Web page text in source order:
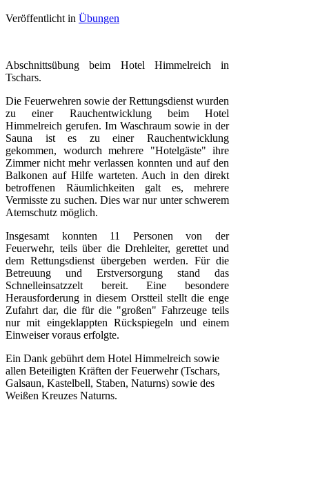
Veröffentlicht in Übungen
Abschnittsübung beim Hotel Himmelreich in
Tschars.
Die Feuerwehren sowie der Rettungsdienst wurden
zu einer Rauchentwicklung beim Hotel
Himmelreich gerufen. Im Waschraum sowie in der
Sauna ist es zu einer Rauchentwicklung
gekommen, wodurch mehrere "Hotelgäste" ihre
Zimmer nicht mehr verlassen konnten und auf den
Balkonen auf Hilfe warteten. Auch in den direkt
betroffenen Räumlichkeiten galt es, mehrere
Vermisste zu suchen. Dies war nur unter schwerem
Atemschutz möglich.
Insgesamt konnten 11 Personen von der
Feuerwehr, teils über die Drehleiter, gerettet und
dem Rettungsdienst übergeben werden. Für die
Betreuung und Erstversorgung stand das
Schnelleinsatzzelt bereit. Eine besondere
Herausforderung in diesem Orstteil stellt die enge
Zufahrt dar, die für die "großen" Fahrzeuge teils
nur mit eingeklappten Rückspiegeln und einem
Einweiser voraus erfolgte.
Ein Dank gebührt dem Hotel Himmelreich sowie
allen Beteiligten Kräften der Feuerwehr (Tschars,
Galsaun, Kastelbell, Staben, Naturns) sowie des
Weißen Kreuzes Naturns.